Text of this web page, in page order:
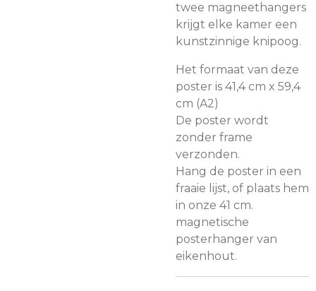
twee magneethangers
krijgt elke kamer een
kunstzinnige knipoog.
Het formaat van deze
poster is 41,4 cm x 59,4
cm (A2)
De poster wordt
zonder frame
verzonden.
Hang de poster in een
fraaie lijst, of plaats hem
in onze 41 cm.
magnetische
posterhanger van
eikenhout.